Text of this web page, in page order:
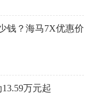
钱？海马7X优惠价
万元起